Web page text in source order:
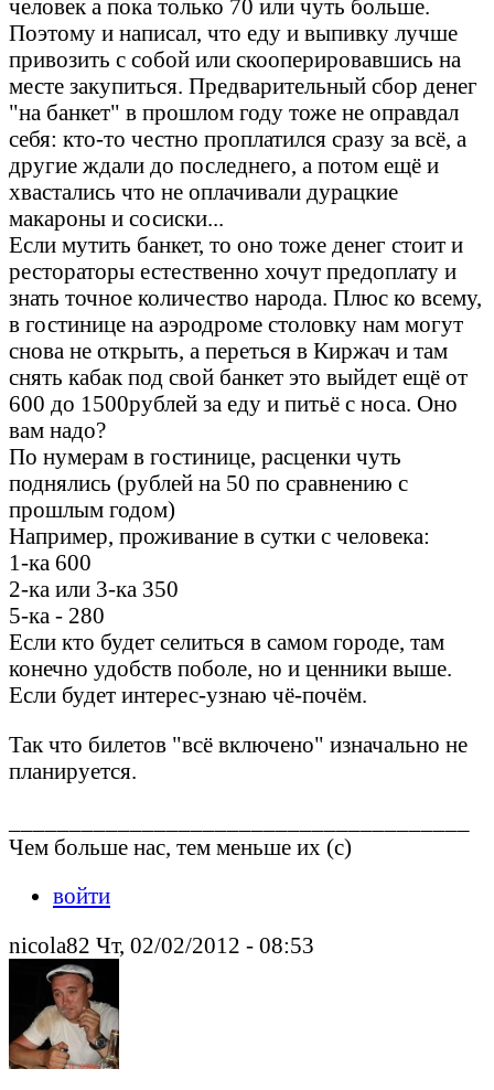
человек а пока только 70 или чуть больше.
Поэтому и написал, что еду и выпивку лучше
привозить с собой или скооперировавшись на
месте закупиться. Предварительный сбор денег
"на банкет" в прошлом году тоже не оправдал
себя: кто-то честно проплатился сразу за всё, а
другие ждали до последнего, а потом ещё и
хвастались что не оплачивали дурацкие
макароны и сосиски...
Если мутить банкет, то оно тоже денег стоит и
рестораторы естественно хочут предоплату и
знать точное количество народа. Плюс ко всему,
в гостинице на аэродроме столовку нам могут
снова не открыть, а переться в Киржач и там
снять кабак под свой банкет это выйдет ещё от
600 до 1500рублей за еду и питьё с носа. Оно
вам надо?
По нумерам в гостинице, расценки чуть
поднялись (рублей на 50 по сравнению с
прошлым годом)
Например, проживание в сутки с человека:
1-ка 600
2-ка или 3-ка 350
5-ка - 280
Если кто будет селиться в самом городе, там
конечно удобств поболе, но и ценники выше.
Если будет интерес-узнаю чё-почём.
Так что билетов "всё включено" изначально не
планируется.
Чем больше нас, тем меньше их (с)
войти
nicola82 Чт, 02/02/2012 - 08:53